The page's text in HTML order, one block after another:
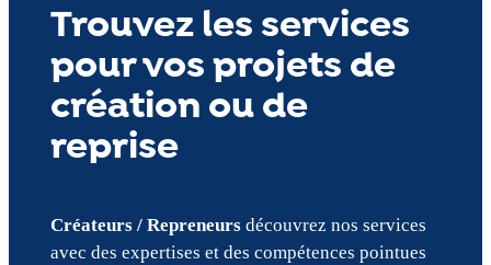
Trouvez les services
pour vos projets de
création ou de
reprise
Créateurs / Repreneursdécouvrez nos services
avec des expertises et des compétences pointues